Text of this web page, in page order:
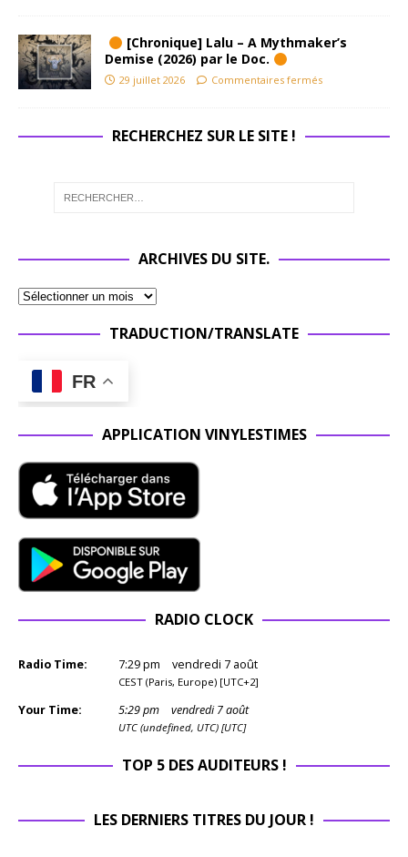
[Chronique] Lalu – A Mythmaker’s
Demise (2026) par le Doc.
29 juillet 2026 Commentaires fermés
RECHERCHEZ SUR LE SITE !
ARCHIVES DU SITE.
TRADUCTION/TRANSLATE
FR
APPLICATION VINYLESTIMES
RADIO CLOCK
Radio Time: 7:29pm vendredi 7 août
CEST (Paris, Europe) [UTC+2]
Your Time: 5:29pm vendredi 7 août
UTC (undefined, UTC) [UTC]
TOP 5 DES AUDITEURS !
LES DERNIERS TITRES DU JOUR !